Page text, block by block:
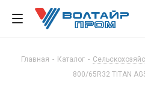
Главная - Каталог -
800/65R32 TITAN